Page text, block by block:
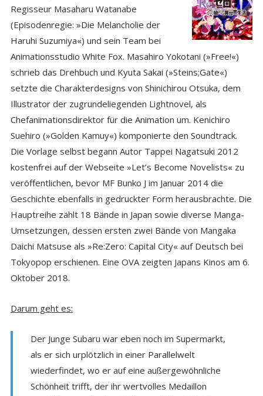
Regisseur Masaharu Watanabe
(Episodenregie: »Die Melancholie der
Haruhi Suzumiya«) und sein Team bei
Animationsstudio White Fox. Masahiro Yokotani (»Free!«)
schrieb das Drehbuch und Kyuta Sakai (»Steins;Gate«)
setzte die Charakterdesigns von Shinichirou Otsuka, dem
Illustrator der zugrundeliegenden Lightnovel, als
Chefanimationsdirektor für die Animation um. Kenichiro
Suehiro (»Golden Kamuy«) komponierte den Soundtrack.
Die Vorlage selbst begann Autor Tappei Nagatsuki 2012
kostenfrei auf der Webseite »Let’s Become Novelists« zu
veröffentlichen, bevor MF Bunko J im Januar 2014 die
Geschichte ebenfalls in gedruckter Form herausbrachte. Die
Hauptreihe zählt 18 Bände in Japan sowie diverse Manga-
Umsetzungen, dessen ersten zwei Bände von Mangaka
Daichi Matsuse als »Re:Zero: Capital City« auf Deutsch bei
Tokyopop erschienen. Eine OVA zeigten Japans Kinos am 6.
Oktober 2018.
Darum geht es:
Der Junge Subaru war eben noch im Supermarkt,
als er sich urplötzlich in einer Parallelwelt
wiederfindet, wo er auf eine außergewöhnliche
Schönheit trifft, der ihr wertvolles Medaillon